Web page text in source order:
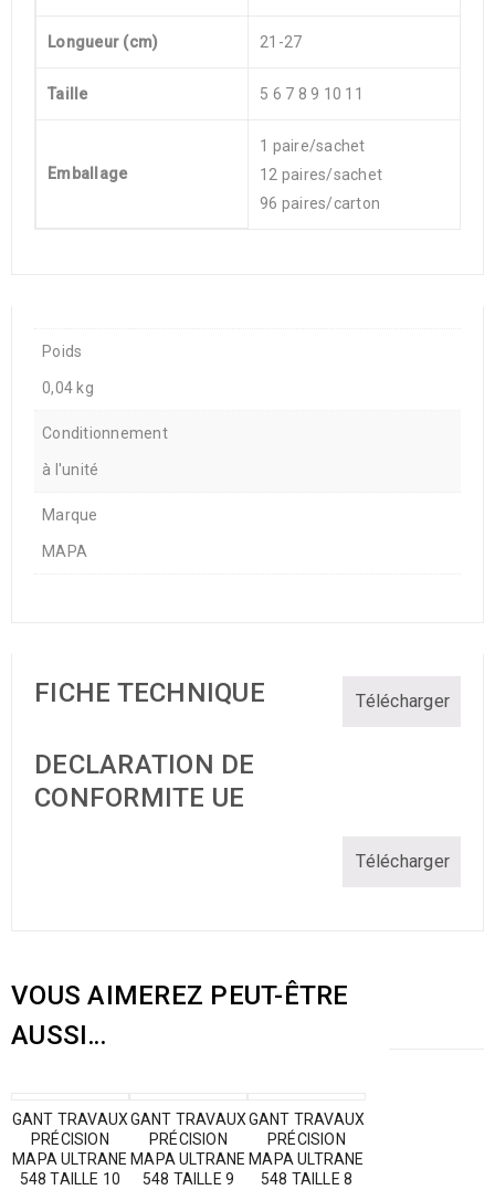
Longueur (cm) 21-27
Taille 5 6 7 8 9 10 11
Emballage
1 paire/sachet
12 paires/sachet
96 paires/carton
Poids
0,04 kg
Conditionnement
à l'unité
Marque
MAPA
FICHE TECHNIQUE Télécharger
DECLARATION DE
CONFORMITE UE
Télécharger
VOUS AIMEREZ PEUT-ÊTRE
AUSSI…
GANT TRAVAUX
PRÉCISION
MAPA ULTRANE
548 TAILLE 10
GANT TRAVAUX
PRÉCISION
MAPA ULTRANE
548 TAILLE 9
GANT TRAVAUX
PRÉCISION
MAPA ULTRANE
548 TAILLE 8